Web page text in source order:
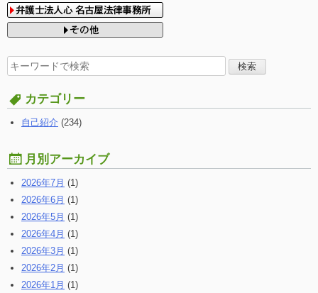
検
索
す
る:
カテゴリー
自己紹介 (234)
月別アーカイブ
2026年7月 (1)
2026年6月 (1)
2026年5月 (1)
2026年4月 (1)
2026年3月 (1)
2026年2月 (1)
2026年1月 (1)